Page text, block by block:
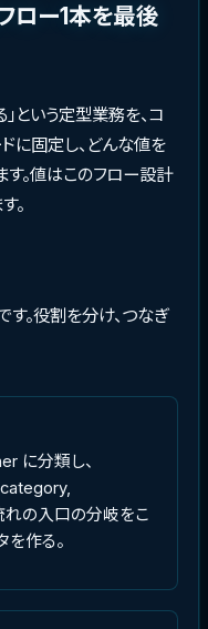
ロー1本を最後
という定型業務を、コ
に固定し、どんな値を
す。値はこのフロー設計
。
。役割を分け、つなぎ
に分類し、
の入口の分岐をこ
作る。